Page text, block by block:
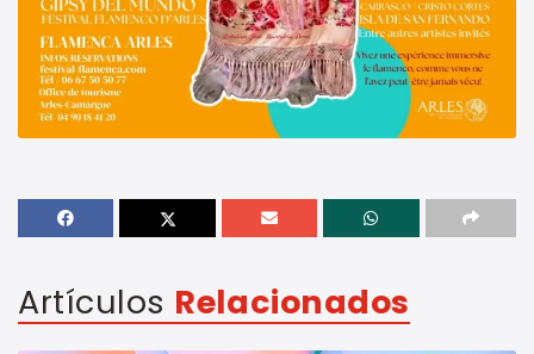
Artículos Relacionados